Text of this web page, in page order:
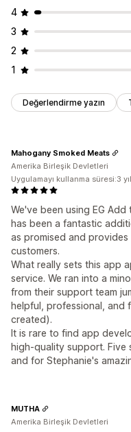
4
3
2
1
Değerlendirme yazın
We've been using EG
has been a fantastic
as promised and
customers.
What really sets this app
service. We ran into a
from their support team
helpful, professional, and
created).
It is rare to find app
high-quality support.
and for Stephanie's
Mahogany Smoked Meats
Amerika Birleşik Devletleri
Uygulamayı kullanma süresi:3
MUTHA
Amerika Birleşik Devletleri